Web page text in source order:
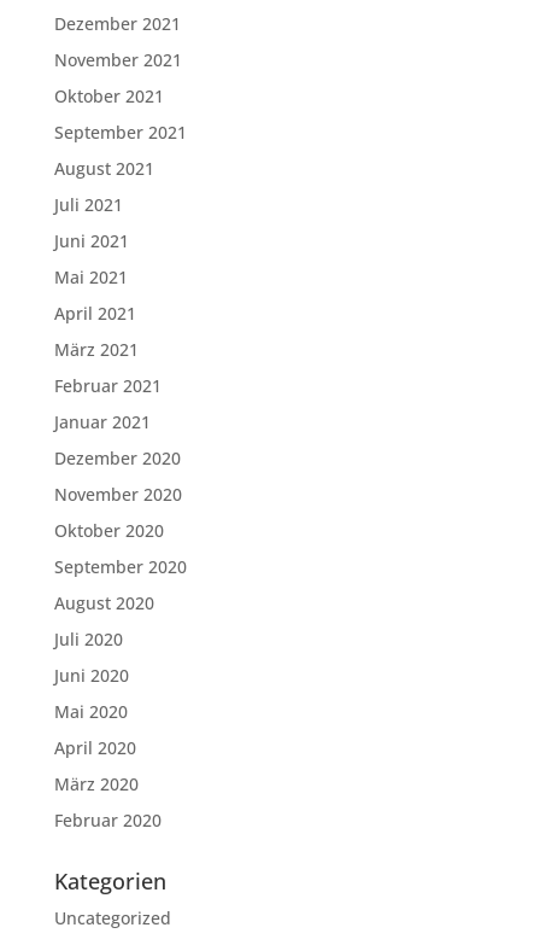
Dezember 2021
November 2021
Oktober 2021
September 2021
August 2021
Juli 2021
Juni 2021
Mai 2021
April 2021
März 2021
Februar 2021
Januar 2021
Dezember 2020
November 2020
Oktober 2020
September 2020
August 2020
Juli 2020
Juni 2020
Mai 2020
April 2020
März 2020
Februar 2020
Kategorien
Uncategorized